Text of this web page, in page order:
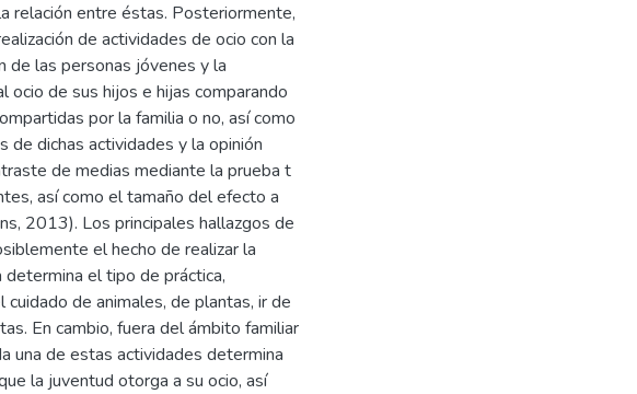
relación entre éstas. Posteriormente,
de actividades de ocio con la
de las personas jóvenes y la
ocio de sus hijos e hijas comparando
por la familia o no, así como
de dichas actividades y la opinión
de medias mediante la prueba t
así como el tamaño del efecto a
2013). Los principales hallazgos de
el hecho de realizar la
el tipo de práctica,
de animales, de plantas, ir de
En cambio, fuera del ámbito familiar
una de estas actividades determina
la juventud otorga a su ocio, así